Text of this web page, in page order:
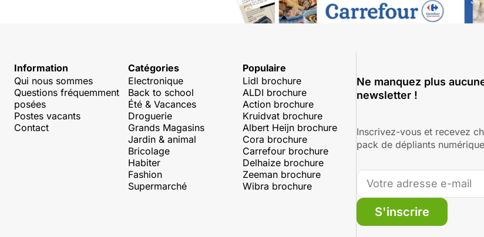
Information
Qui nous sommes
Questions fréquemment
posées
Postes vacants
Contact
Catégories
Electronique
Back to school
Été & Vacances
Droguerie
Grands Magasins
Jardin & animal
Bricolage
Habiter
Fashion
Supermarché
Populaire
Lidl brochure
ALDI brochure
Action brochure
Kruidvat brochure
Albert Heijn brochure
Cora brochure
Carrefour brochure
Delhaize brochure
Zeeman brochure
Wibra brochure
Ne manquez plus
newsletter !
Inscrivez-vous et recevez
pack de dépliants
S'inscrire